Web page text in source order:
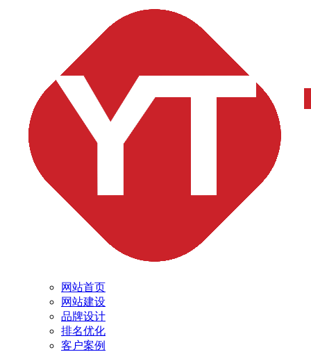
网站首页
网站建设
品牌设计
排名优化
客户案例